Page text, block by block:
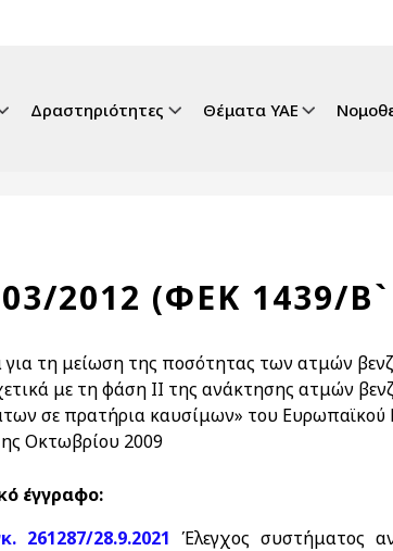
Δραστηριότητες Θέματα ΥΑΕ
2012 (ΦΕΚ 1439/Β`
τη μείωση της ποσότητας των ατμών
με τη φάση ΙΙ της ανάκτησης ατμών
σε πρατήρια καυσίμων» του Ευρωπαϊκού
Οκτωβρίου 2009
έγγραφο:
261287/28.9.2021 Έλεγχος συστήματος